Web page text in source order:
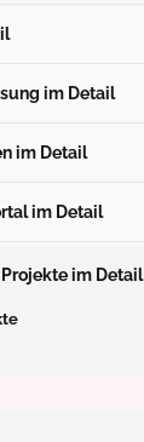
im Detail
im Detail
im Detail
im Detail